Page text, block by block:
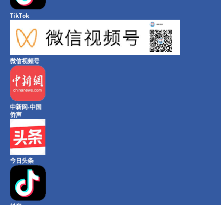
TikTok
微信视频号
中新网-中国
侨声
今日头条